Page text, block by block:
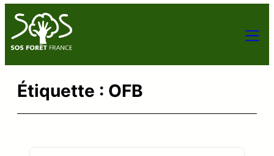
Aller
au
contenu
Étiquette : OFB